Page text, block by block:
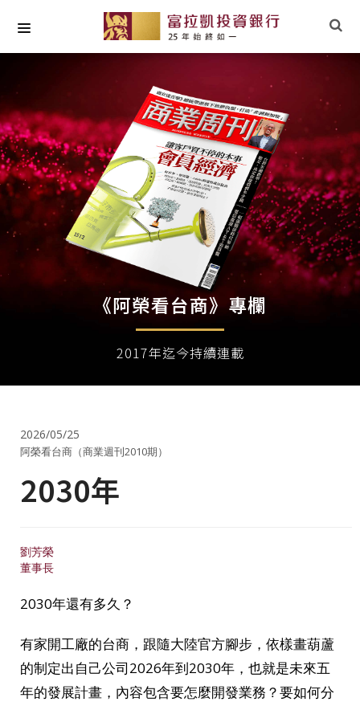
最新專欄
小草文摘
專業研究
社會責任
《阿榮看台商》專欄
2017年迄今持續連載
2026/05/25
阿榮看台商（商業週刊2010期）
2030年
劉芳榮
董事長
2030年還有多久？
有家開工廠的台商，跟隨大陸官方腳步，依樣畫葫蘆
的制定出自己公司2026年到2030年，也就是未來五
年的發展計畫，內容包含要怎麼開發業務？要如何分